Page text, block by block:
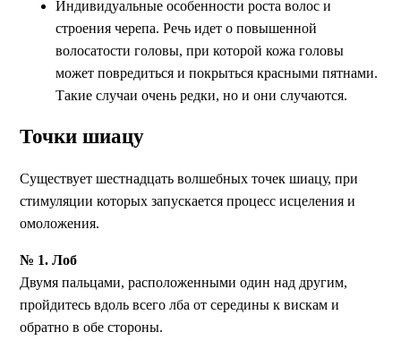
Индивидуальные особенности роста волос и
строения черепа. Речь идет о повышенной
волосатости головы, при которой кожа головы
может повредиться и покрыться красными пятнами.
Такие случаи очень редки, но и они случаются.
Точки шиацу
Существует шестнадцать волшебных точек шиацу, при
стимуляции которых запускается процесс исцеления и
омоложения.
№ 1. Лоб
Двумя пальцами, расположенными один над другим,
пройдитесь вдоль всего лба от середины к вискам и
обратно в обе стороны.